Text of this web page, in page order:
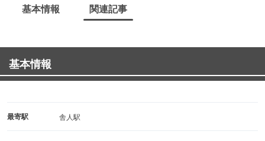
基本情報 関連記事
基本情報
最寄駅 舎人駅